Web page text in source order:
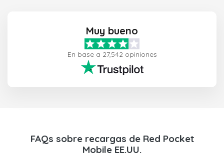
Muy bueno
En base a 27,542 opiniones
FAQs sobre recargas de Red Pocket
Mobile EE.UU.